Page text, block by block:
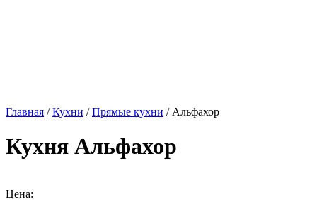
Главная /Кухни /Прямые кухни / Альфахор
Кухня Альфахор
Цена: